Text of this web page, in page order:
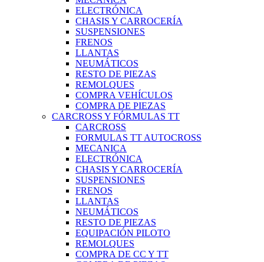
ELECTRÓNICA
CHASIS Y CARROCERÍA
SUSPENSIONES
FRENOS
LLANTAS
NEUMÁTICOS
RESTO DE PIEZAS
REMOLQUES
COMPRA VEHÍCULOS
COMPRA DE PIEZAS
CARCROSS Y FÓRMULAS TT
CARCROSS
FORMULAS TT AUTOCROSS
MECANICA
ELECTRÓNICA
CHASIS Y CARROCERÍA
SUSPENSIONES
FRENOS
LLANTAS
NEUMÁTICOS
RESTO DE PIEZAS
EQUIPACIÓN PILOTO
REMOLQUES
COMPRA DE CC Y TT